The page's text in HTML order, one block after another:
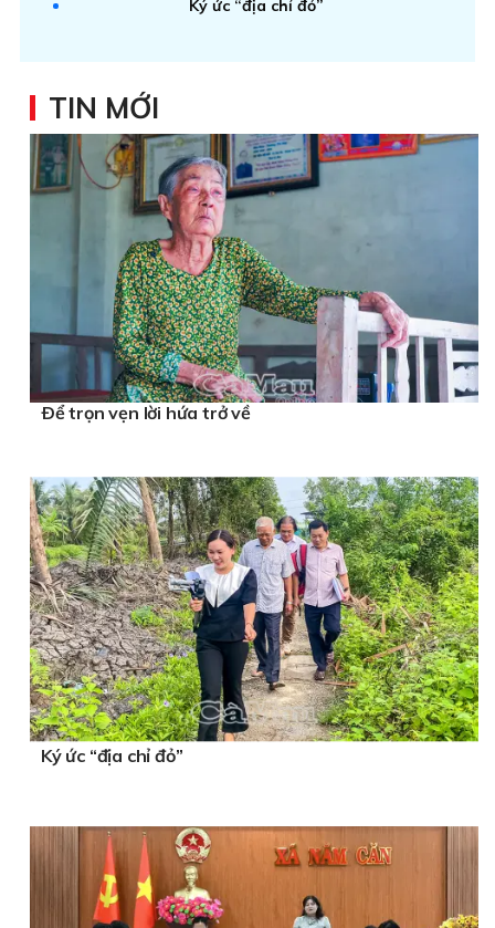
Ký ức “địa chỉ đỏ”
TIN MỚI
Ðể trọn vẹn lời hứa trở về
Ký ức “địa chỉ đỏ”